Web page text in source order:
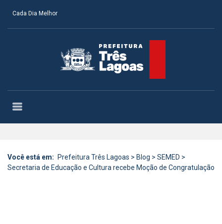
Cada Dia Melhor
Você está em: Prefeitura Três Lagoas > Blog > SEMED >
Secretaria de Educação e Cultura recebe Moção de Congratulação